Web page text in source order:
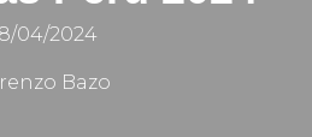
04/2024
Bazo